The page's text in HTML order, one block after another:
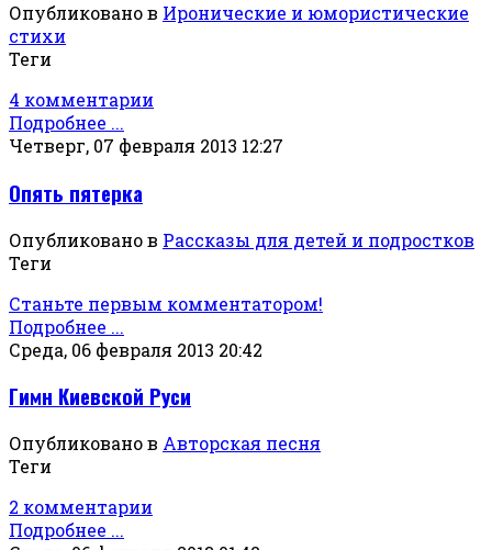
Опубликовано в Иронические и юмористические
стихи
Теги
4 комментарии
Подробнее ...
Четверг, 07 февраля 2013 12:27
Опять пятерка
Опубликовано в Рассказы для детей и подростков
Теги
Станьте первым комментатором!
Подробнее ...
Среда, 06 февраля 2013 20:42
Гимн Киевской Руси
Опубликовано в Авторская песня
Теги
2 комментарии
Подробнее ...